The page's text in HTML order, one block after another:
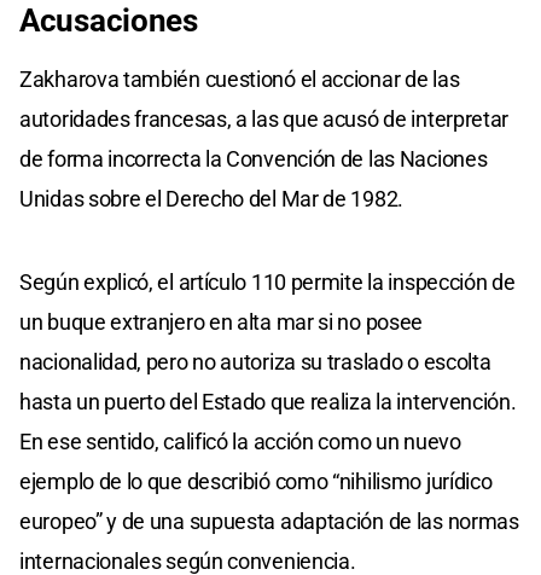
Acusaciones
Zakharova también cuestionó el accionar de las
autoridades francesas, a las que acusó de interpretar
de forma incorrecta la Convención de las Naciones
Unidas sobre el Derecho del Mar de 1982.
Según explicó, el artículo 110 permite la inspección de
un buque extranjero en alta mar si no posee
nacionalidad, pero no autoriza su traslado o escolta
hasta un puerto del Estado que realiza la intervención.
En ese sentido, calificó la acción como un nuevo
ejemplo de lo que describió como “nihilismo jurídico
europeo” y de una supuesta adaptación de las normas
internacionales según conveniencia.